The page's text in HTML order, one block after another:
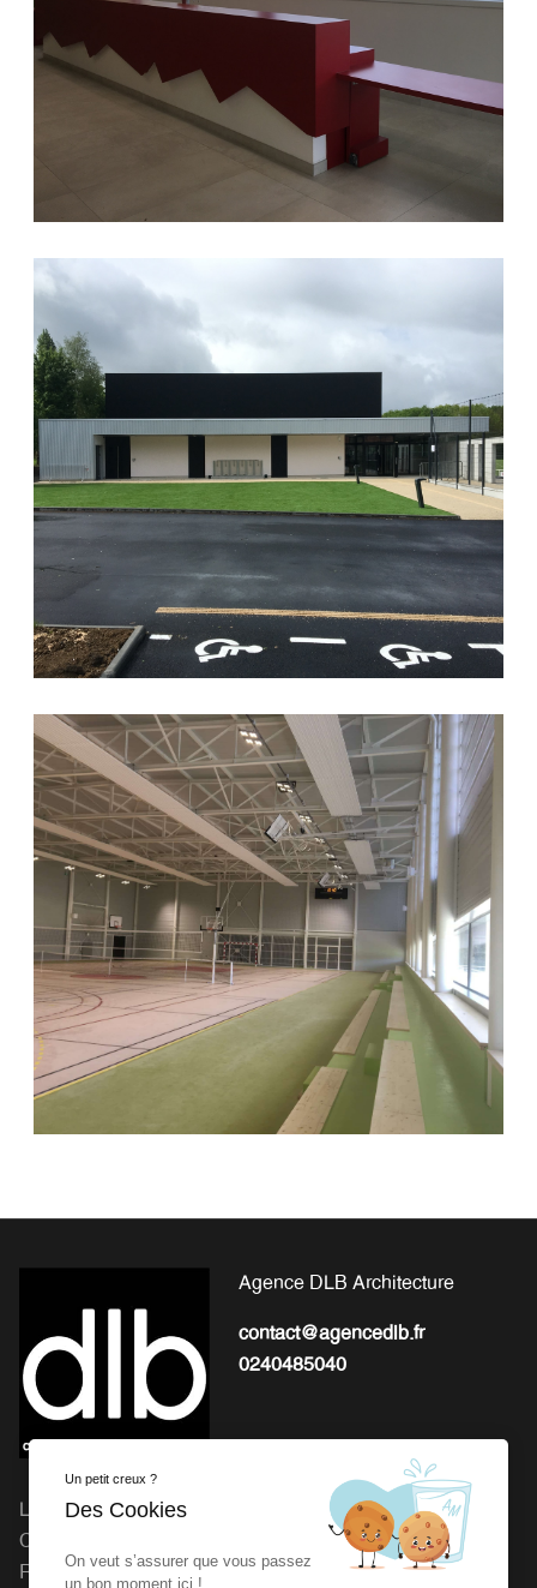
Agence DLB Architecture
contact@agencedlb.fr
0240485040
L'EXPERTISE POUR LA
CONCEPTION ET LA
RÉALISATION DE VOS
Michel Gourion : 41 Route
de Granville, 50800 Fleury
Agence dlb : 27 rue de la
Un petit creux ?
Des Cookies
On veut s’assurer que vous passez
un bon moment ici !